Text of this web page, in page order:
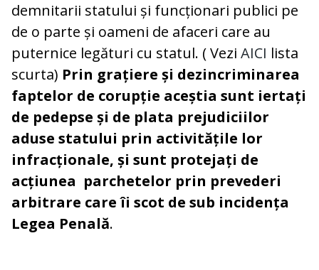
demnitarii statului și funcționari publici pe
de o parte și oameni de afaceri care au
puternice legături cu statul. ( Vezi AICI lista
scurta) Prin grațiere și dezincriminarea
faptelor de corupție aceștia sunt iertați
de pedepse și de plata prejudiciilor
aduse statului prin activitățile lor
infracționale, și sunt protejați de
acțiunea parchetelor prin prevederi
arbitrare care îi scot de sub incidența
Legea Penală.